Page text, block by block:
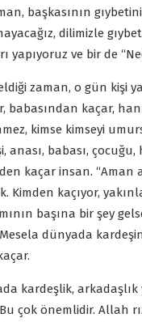
başkasının
dilimizle
yapıyoruz ve bir de
zaman, o gün kişi
babasından kaçar,
kimse kimseyi
anası, babası,
kaçar insan. “Aman
Kimden kaçıyor,
başına bir şey
dünyada
kardeşlik,
çok önemlidir. Allah